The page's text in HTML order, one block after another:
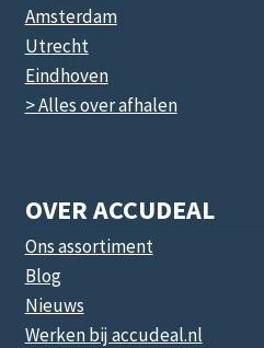
Amsterdam
Utrecht
Eindhoven
> Alles over afhalen
OVER ACCUDEAL
Ons assortiment
Blog
Nieuws
Werken bij accudeal.nl